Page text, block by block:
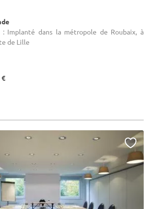
: Implanté dans la métropole de Roubaix, à
de Lille
€